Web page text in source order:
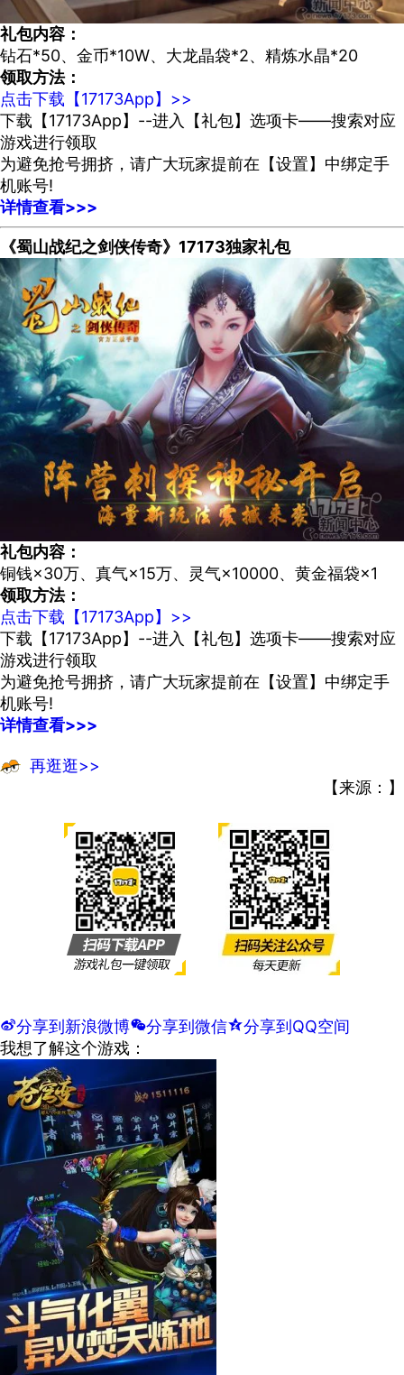
礼包内容：
钻石*50、金币*10W、大龙晶袋*2、精炼水晶*20
领取方法：
点击下载【17173App】>>
下载【17173App】--进入【礼包】选项卡——搜索对应
游戏进行领取
为避免抢号拥挤，请广大玩家提前在【设置】中绑定手
机账号!
详情查看>>>
《蜀山战纪之剑侠传奇》17173独家礼包
礼包内容：
铜钱×30万、真气×15万、灵气×10000、黄金福袋×1
领取方法：
点击下载【17173App】>>
下载【17173App】--进入【礼包】选项卡——搜索对应
游戏进行领取
为避免抢号拥挤，请广大玩家提前在【设置】中绑定手
机账号!
详情查看>>>
再逛逛>>
【来源：】
t分享到新浪微博w分享到微信z分享到QQ空间
我想了解这个游戏：